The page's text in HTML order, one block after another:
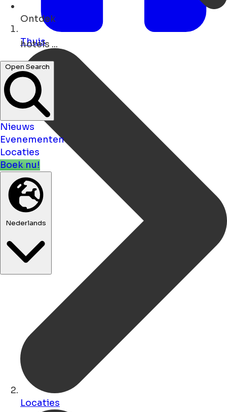
Ontdek
kunst ...
Open Search
Evenementen
Locaties
Boek nu!
Nederlands
Thuis
Locaties